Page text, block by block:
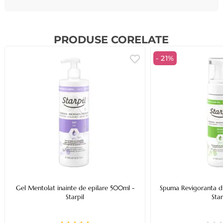
PRODUSE CORELATE
Gel Mentolat inainte de epilare 500ml -
Starpil
- 21%
Spuma Revigoranta